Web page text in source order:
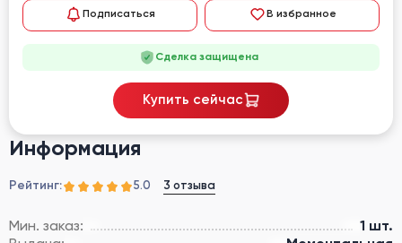
Информация
Рейтинг: 5.0 3 отзыва
Мин. заказ:
1 шт.
Подписаться В избранное
Сделка защищена
Купить сейчас